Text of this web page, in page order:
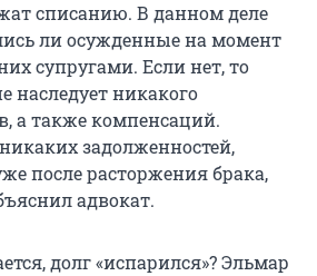
списанию. В данном деле
ли осужденные на момент
супругами. Если нет, то
наследует никакого
а также компенсаций.
задолженностей,
после расторжения брака,
адвокат.
долг «испарился»? Эльмар